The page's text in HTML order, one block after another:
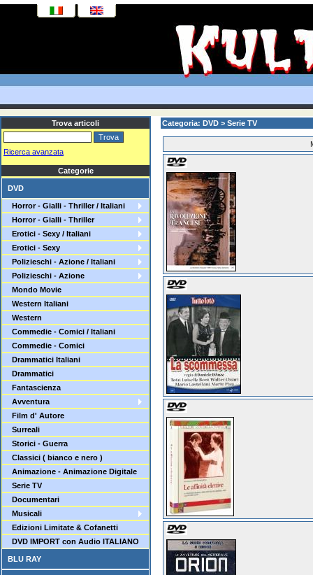
Trova articoli
Ricerca avanzata
Categorie
DVD
Horror - Gialli - Thriller / Italiani
Horror - Gialli - Thriller
Erotici - Sexy / Italiani
Erotici - Sexy
Polizieschi - Azione / Italiani
Polizieschi - Azione
Mondo Movie
Western Italiani
Western
Commedie - Comici / Italiani
Commedie - Comici
Drammatici Italiani
Drammatici
Fantascienza
Avventura
Film d' Autore
Surreali
Storici - Guerra
Classici ( bianco e nero )
Animazione - Animazione Digitale
Serie TV
Documentari
Musicali
Edizioni Limitate & Cofanetti
DVD IMPORT con Audio ITALIANO
BLU RAY
Categoria: DVD > Serie TV